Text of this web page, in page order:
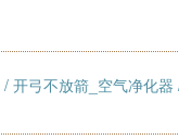
/ 开弓不放箭_空气净化器